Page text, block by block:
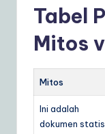
Tabel
Mitos
Mitos
Ini adalah
dokumen statis.